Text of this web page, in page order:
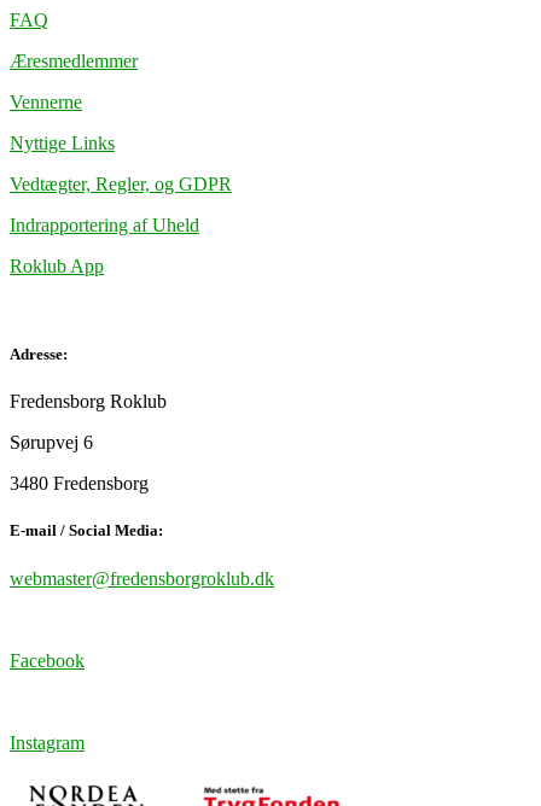
FAQ
Æresmedlemmer
Vennerne
Nyttige Links
Vedtægter, Regler, og GDPR
Indrapportering af Uheld
Roklub App
Adresse:
Fredensborg Roklub
Sørupvej 6
3480 Fredensborg
E-mail / Social Media:
webmaster@fredensborgroklub.dk
Facebook
Instagram